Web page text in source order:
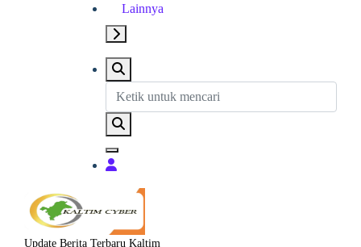
Lainnya
Update Berita Terbaru Kaltim